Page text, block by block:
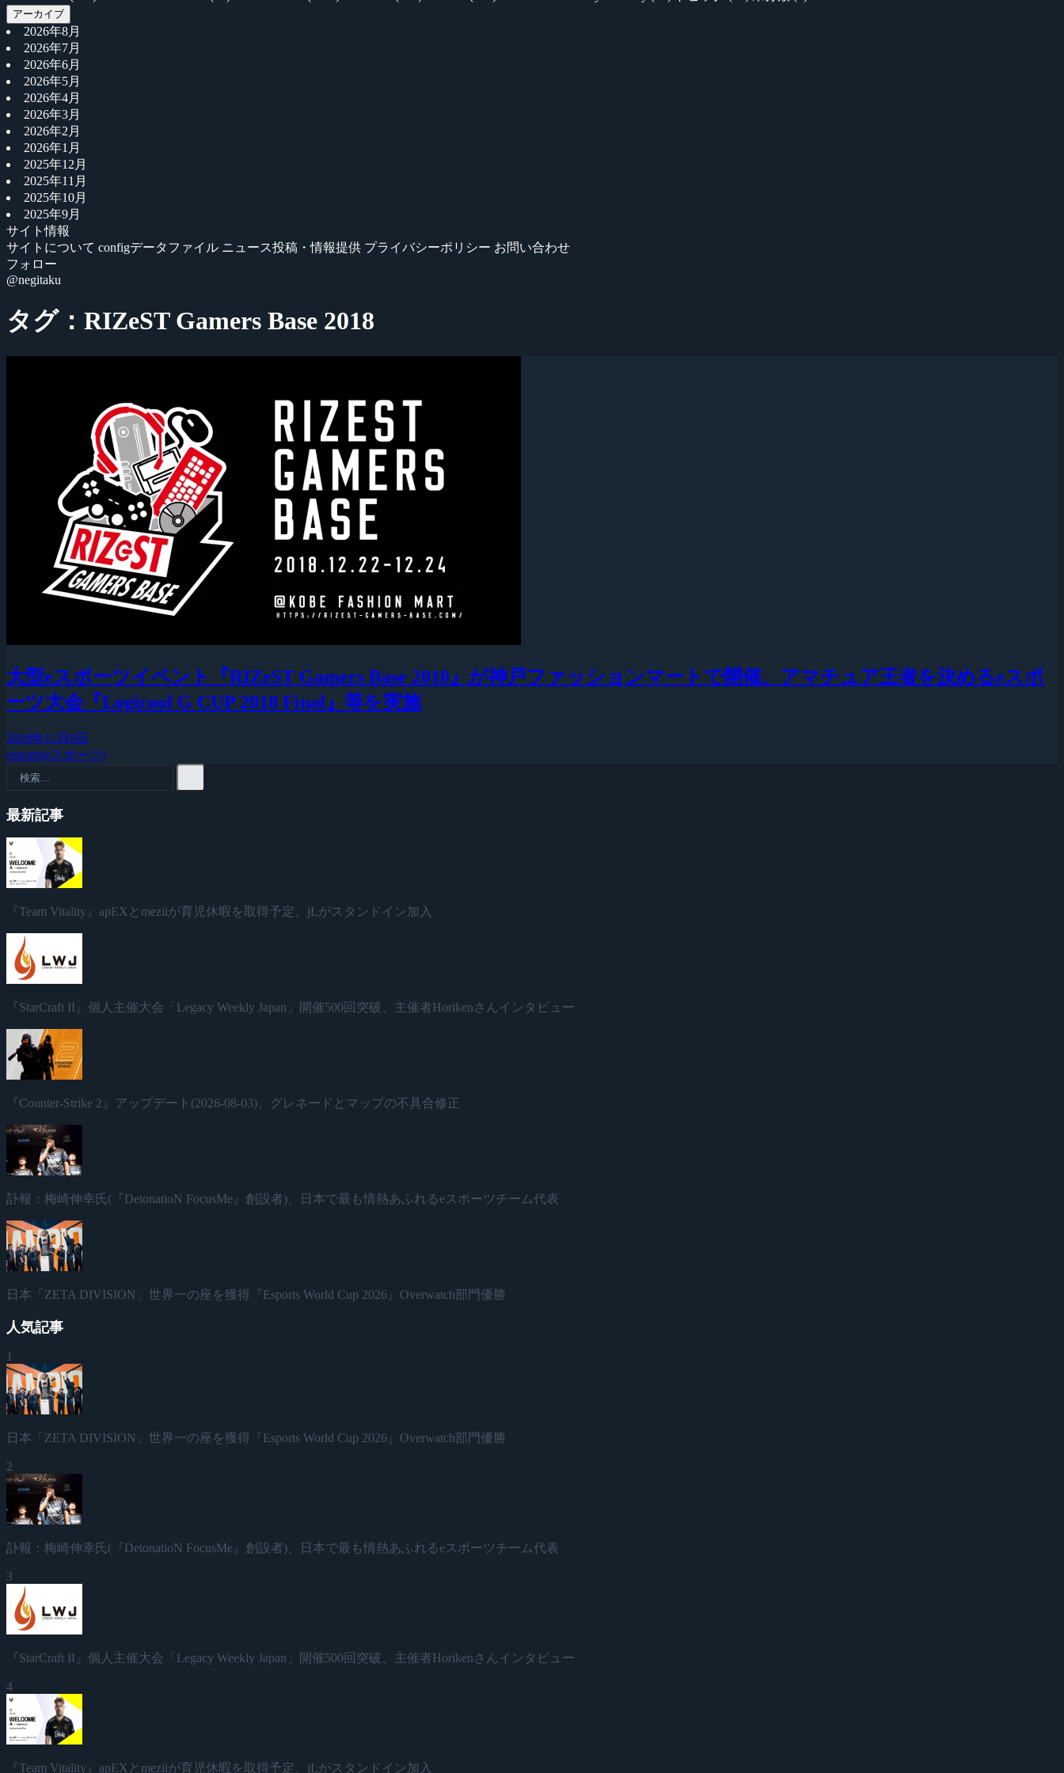
アーカイブ
2026年8月
2026年7月
2026年6月
2026年5月
2026年4月
2026年3月
2026年2月
2026年1月
2025年12月
2025年11月
2025年10月
2025年9月
サイト情報
サイトについて configデータファイル ニュース投稿・情報提供 プライバシーポリシー お問い合わせ
フォロー
@negitaku
タグ：RIZeST Gamers Base 2018
大型eスポーツイベント『RIZeST Gamers Base 2018』が神戸ファッションマートで開催、アマチュア王者を決めるeスポ
ーツ大会『Logicool G CUP 2018 Final』等を実施
2018年11月8日
esports(eスポーツ)
最新記事
『Team Vitality』apEXとmeziiが育児休暇を取得予定、jLがスタンドイン加入
『StarCraft II』個人主催大会「Legacy Weekly Japan」開催500回突破、主催者Horikenさんインタビュー
『Counter-Strike 2』アップデート(2026-08-03)、グレネードとマップの不具合修正
訃報：梅崎伸幸氏(『DetonatioN FocusMe』創設者)、日本で最も情熱あふれるeスポーツチーム代表
日本「ZETA DIVISION」世界一の座を獲得『Esports World Cup 2026』Overwatch部門優勝
人気記事
1
日本「ZETA DIVISION」世界一の座を獲得『Esports World Cup 2026』Overwatch部門優勝
2
訃報：梅崎伸幸氏(『DetonatioN FocusMe』創設者)、日本で最も情熱あふれるeスポーツチーム代表
3
『StarCraft II』個人主催大会「Legacy Weekly Japan」開催500回突破、主催者Horikenさんインタビュー
4
『Team Vitality』apEXとmeziiが育児休暇を取得予定、jLがスタンドイン加入